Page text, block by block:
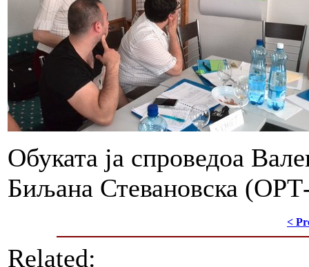
Обуката ја спроведоа
Биљана Стевановска
<
Related: